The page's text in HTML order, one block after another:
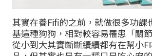
其實在養Fifi的之前，就做很多功課
基這種狗狗，相對較容易罹患「關
從小到大其實斷斷續續都有在幫小FI